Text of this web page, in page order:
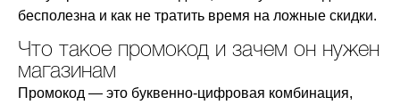
бесполезна и как не тратить время на ложные скидки.
Что такое промокод и зачем он нужен
магазинам
Промокод — это буквенно-цифровая комбинация,